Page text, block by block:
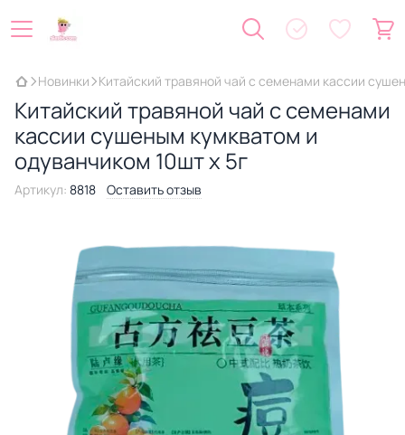
Новинки Китайский травяной чай с семенами кассии
Китайский травяной чай с семенами
кассии сушеным кумкватом и
одуванчиком 10шт х 5г
Артикул: 8818 Оставить отзыв